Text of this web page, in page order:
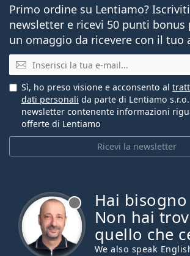
Primo ordine su Lentiamo?
newsletter e ricevi 50 punti bonus
un omaggio da ricevere con il tuo
E-mail
Ricevi la newsletter
Sì, ho preso visione e acconsento al
dati personali da parte di Lentiamo
newsletter contenente informazioni
offerte di Lentiamo
Hai
Non hai
quello che
We also speak